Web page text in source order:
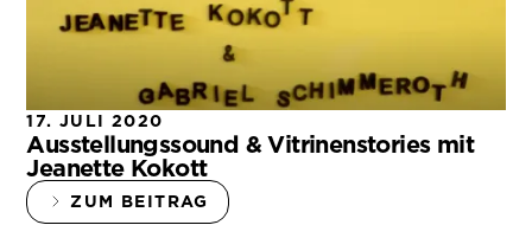
17. JULI 2020
Ausstellungssound & Vitrinenstories mit
Jeanette Kokott
ZUM BEITRAG